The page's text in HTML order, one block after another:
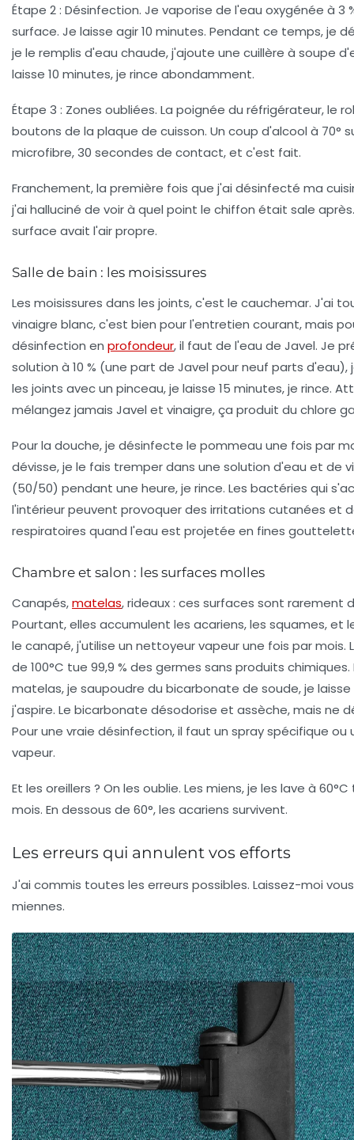
Étape 2 : Désinfection. Je vaporise de l'eau oxygénée à 3
surface. Je laisse agir 10 minutes. Pendant ce temps, je
je le remplis d'eau chaude, j'ajoute une cuillère à soupe
laisse 10 minutes, je rince abondamment.
Étape 3 : Zones oubliées. La poignée du réfrigérateur, le
boutons de la plaque de cuisson. Un coup d'alcool à 70°
microfibre, 30 secondes de contact, et c'est fait.
Franchement, la première fois que j'ai désinfecté ma
j'ai halluciné de voir à quel point le chiffon était sale
surface avait l'air propre.
Salle de bain : les moisissures
Les moisissures dans les joints, c'est le cauchemar. J'ai
vinaigre blanc, c'est bien pour l'entretien courant, mais
désinfection en profondeur, il faut de l'eau de Javel. Je
solution à 10 % (une part de Javel pour neuf parts d'eau),
les joints avec un pinceau, je laisse 15 minutes, je rince.
mélangez jamais Javel et vinaigre, ça produit du chlore
Pour la douche, je désinfecte le pommeau une fois par
dévisse, je le fais tremper dans une solution d'eau et de
(50/50) pendant une heure, je rince. Les bactéries qui
l'intérieur peuvent provoquer des irritations cutanées et
respiratoires quand l'eau est projetée en fines
Chambre et salon : les surfaces molles
Canapés,matelas, rideaux : ces surfaces sont rarement
Pourtant, elles accumulent les acariens, les squames, et
le canapé, j'utilise un nettoyeur vapeur une fois par mois.
de 100°C tue 99,9 % des germes sans produits chimiques.
matelas, je saupoudre du bicarbonate de soude, je laisse
j'aspire. Le bicarbonate désodorise et assèche, mais ne
Pour une vraie désinfection, il faut un spray spécifique ou
vapeur.
Et les oreillers ? On les oublie. Les miens, je les lave à
mois. En dessous de 60°, les acariens survivent.
Les erreurs qui annulent vos efforts
J'ai commis toutes les erreurs possibles. Laissez-moi
miennes.